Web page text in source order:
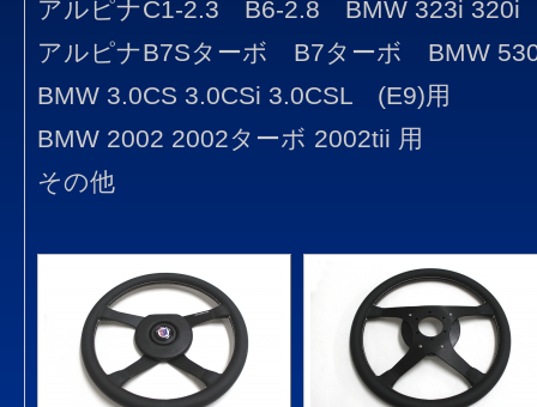
アルピナC1-2.3 B6-2.8 BMW 323i 320i
アルピナB7Sターボ B7ターボ BMW
BMW 3.0CS 3.0CSi 3.0CSL (E9)用
BMW 2002 2002ターボ 2002tii 用
その他